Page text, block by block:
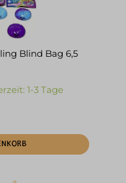
Blind Bag 6,5
1-3 Tage